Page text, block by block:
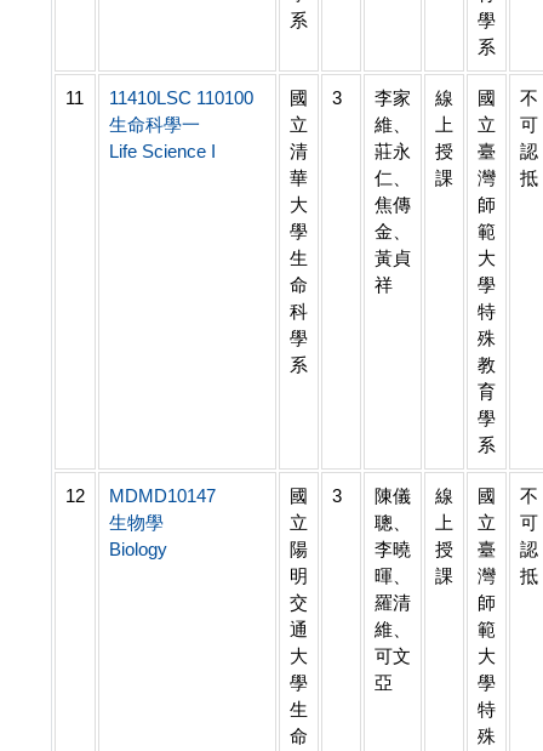
系
學
系
11
11410LSC 110100
生命科學一
Life Science I
國
立
清
華
大
學
生
命
科
學
系
3
李家
維、
莊永
仁、
焦傳
金、
黃貞
祥
線
上
授
課
國
立
臺
灣
師
範
大
學
特
殊
教
育
學
系
不
可
認
抵
12
MDMD10147
生物學
Biology
國
立
陽
明
交
通
大
學
生
命
3
陳儀
聰、
李曉
暉、
羅清
維、
可文
亞
線
上
授
課
國
立
臺
灣
師
範
大
學
特
殊
不
可
認
抵